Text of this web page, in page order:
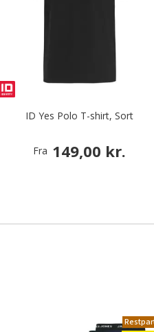
ID Yes Polo T-shirt, Sort
Fra 149,00 kr.